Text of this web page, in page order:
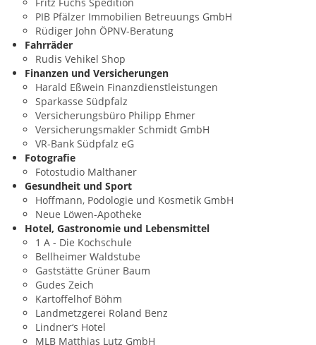
PIB Pfälzer Immobilien Betreuungs GmbH
Rüdiger John ÖPNV-Beratung
Fahrräder
Rudis Vehikel Shop
Finanzen und Versicherungen
Harald Eßwein Finanzdienstleistungen
Sparkasse Südpfalz
Versicherungsbüro Philipp Ehmer
Versicherungsmakler Schmidt GmbH
VR-Bank Südpfalz eG
Fotografie
Fotostudio Malthaner
Gesundheit und Sport
Hoffmann, Podologie und Kosmetik GmbH
Neue Löwen-Apotheke
Hotel, Gastronomie und Lebensmittel
1 A - Die Kochschule
Bellheimer Waldstube
Gaststätte Grüner Baum
Gudes Zeich
Kartoffelhof Böhm
Landmetzgerei Roland Benz
Lindner‘s Hotel
MLB Matthias Lutz GmbH